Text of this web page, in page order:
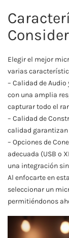
Elegir el mejor
varias
– Calidad de
con una amplia
capturar todo el
– Calidad de
calidad
– Opciones de
adecuada (USB o
una integración
Al enfocarte en
seleccionar un
permitiéndonos